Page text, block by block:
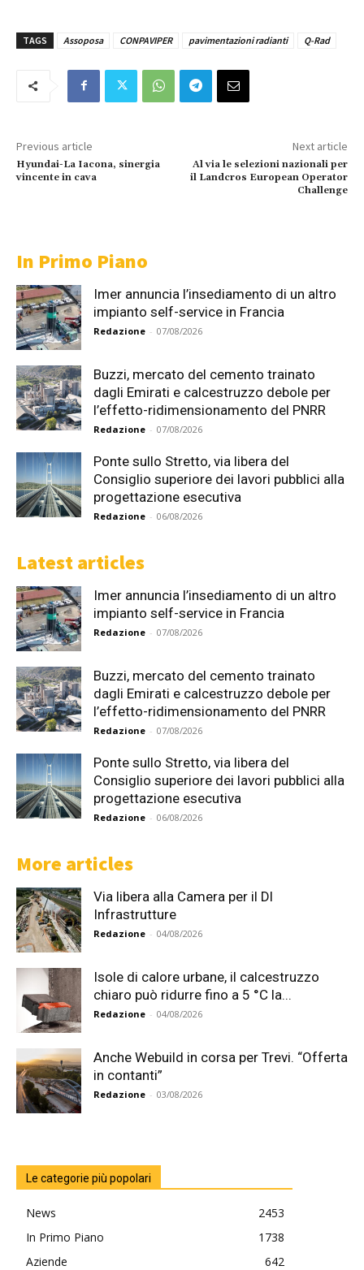
TAGS Assoposa CONPAVIPER pavimentazioni radianti Q-Rad
Previous article
Hyundai-La Iacona, sinergia
vincente in cava
Next article
Al via le selezioni nazionali per
il Landcros European Operator
Challenge
In Primo Piano
Imer annuncia l’insediamento di un altro
impianto self-service in Francia
Redazione - 07/08/2026
Buzzi, mercato del cemento trainato
dagli Emirati e calcestruzzo debole per
l’effetto-ridimensionamento del PNRR
Redazione - 07/08/2026
Ponte sullo Stretto, via libera del
Consiglio superiore dei lavori pubblici alla
progettazione esecutiva
Redazione - 06/08/2026
Latest articles
Imer annuncia l’insediamento di un altro
impianto self-service in Francia
Redazione - 07/08/2026
Buzzi, mercato del cemento trainato
dagli Emirati e calcestruzzo debole per
l’effetto-ridimensionamento del PNRR
Redazione - 07/08/2026
Ponte sullo Stretto, via libera del
Consiglio superiore dei lavori pubblici alla
progettazione esecutiva
Redazione - 06/08/2026
More articles
Via libera alla Camera per il Dl
Infrastrutture
Redazione - 04/08/2026
Isole di calore urbane, il calcestruzzo
chiaro può ridurre fino a 5 °C la...
Redazione - 04/08/2026
Anche Webuild in corsa per Trevi. “Offerta
in contanti”
Redazione - 03/08/2026
Le categorie più popolari
News
2453
In Primo Piano
1738
Aziende
642